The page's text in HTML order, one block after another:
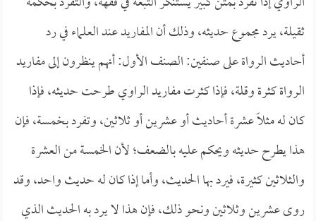
ثقيلة، يرد مجموع حديثه، وذلك أن المفاريد عند العلماء في رد
أحاديث الرواة على صنفين: الصنف الأول: أنهم ينظرون إلى مفاريد
الرواة كثرة وقلة، فإذا كثرت مفاريد الراوي طرحت حديثه، فإذا
كان له مثلاً عشرة أحاديث أو عشرين أو ثلاثين، وتفرد بخمسة، فإن
هذا يطرح حديثه ويحكم عليه بالضعف؛ لأن الخمسة من العشرة
والثلاثين كثيرة، فيرد بها الحديث، وأما إذا كان له حديث واحد، وقد
روى عشرين وثلاثين ونحو ذلك، فإن هذا لا يرد به الحديث الذي